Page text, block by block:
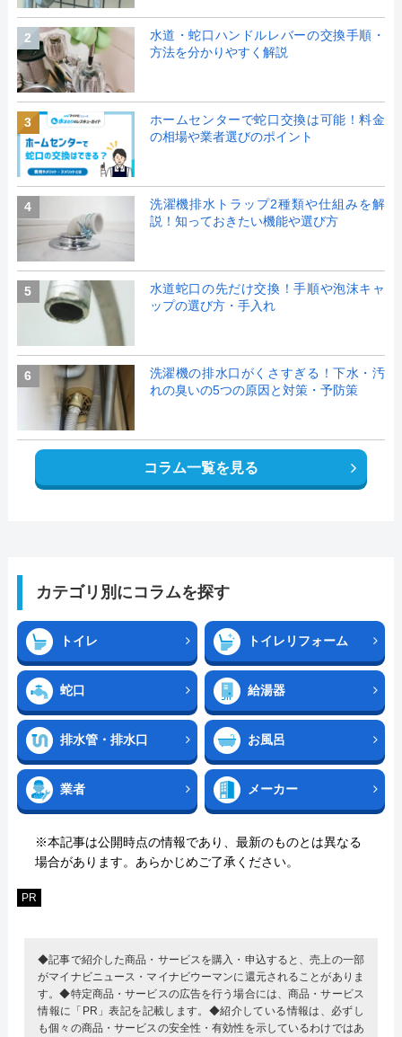
2
水道・蛇口ハンドルレバーの交換手順・
方法を分かりやすく解説
3
ホームセンターで蛇口交換は可能！料金
の相場や業者選びのポイント
4
洗濯機排水トラップ2種類や仕組みを解
説！知っておきたい機能や選び方
5
水道蛇口の先だけ交換！手順や泡沫キャ
ップの選び方・手入れ
6
洗濯機の排水口がくさすぎる！下水・汚
れの臭いの5つの原因と対策・予防策
コラム一覧を見る
カテゴリ別にコラムを探す
トイレ トイレリフォーム
蛇口 給湯器
排水管・排水口 お風呂
業者 メーカー
※本記事は公開時点の情報であり、最新のものとは異なる
場合があります。あらかじめご了承ください。
PR
◆記事で紹介した商品・サービスを購入・申込すると、売上の一部
がマイナビニュース・マイナビウーマンに還元されることがありま
す。◆特定商品・サービスの広告を行う場合には、商品・サービス
情報に「PR」表記を記載します。◆紹介している情報は、必ずし
も個々の商品・サービスの安全性・有効性を示しているわけではあ